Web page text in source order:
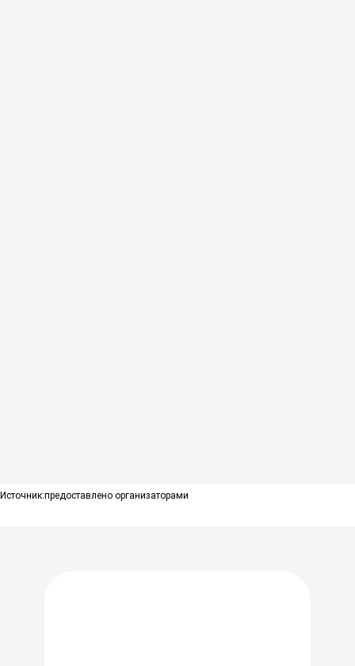
Источник:предоставлено организаторами